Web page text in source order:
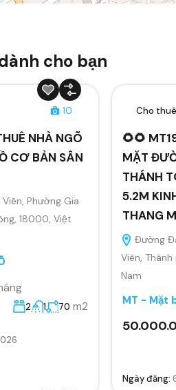
cho bạn
10
NHÀ NGÕ
CƠ BẢN SÂN
Phường Gia
18000, Việt
2 1 70 m2
Cho thuê
🌻🌻
MẶT
THÁNH
5.2M
THANG
Đường
Viên,
Nam
MT - Mặt
Ngày đăng: